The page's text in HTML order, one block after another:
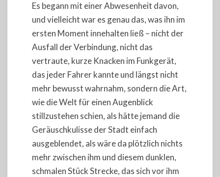
Es begann mit einer Abwesenheit davon,
und vielleicht war es genau das, was ihn im
ersten Moment innehalten ließ – nicht der
Ausfall der Verbindung, nicht das
vertraute, kurze Knacken im Funkgerät,
das jeder Fahrer kannte und längst nicht
mehr bewusst wahrnahm, sondern die Art,
wie die Welt für einen Augenblick
stillzustehen schien, als hätte jemand die
Geräuschkulisse der Stadt einfach
ausgeblendet, als wäre da plötzlich nichts
mehr zwischen ihm und diesem dunklen,
schmalen Stück Strecke, das sich vor ihm